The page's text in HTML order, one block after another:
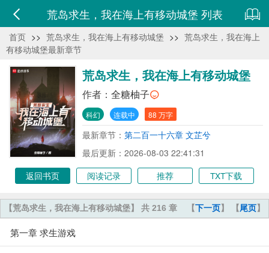
荒岛求生，我在海上有移动城堡 列表
首页 >> 荒岛求生，我在海上有移动城堡 >> 荒岛求生，我在海上
有移动城堡最新章节
荒岛求生，我在海上有移动城堡
作者： 全糖柚子
科幻 连载中 88 万字
最新章节： 第二百一十六章 文芷兮
最后更新：2026-08-03 22:41:31
返回书页
阅读记录 推荐 TXT下载
【下一页】 【尾页】
【荒岛求生，我在海上有移动城堡】 共 216 章
第一章 求生游戏